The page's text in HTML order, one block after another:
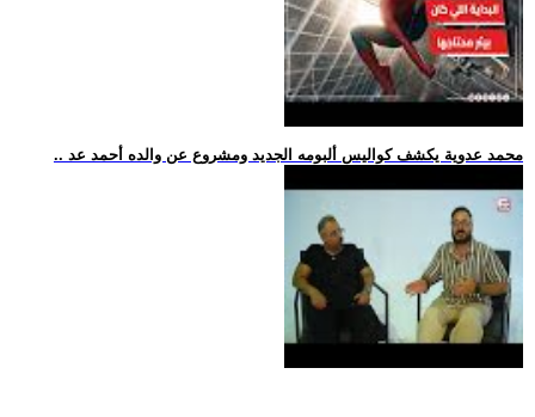
.. محمد عدوية يكشف كواليس ألبومه الجديد ومشروع عن والده أحمد عد